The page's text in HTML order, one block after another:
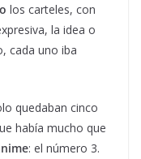
los carteles, con
la idea o
cada uno iba
quedaban cinco
había mucho que
: el número 3.